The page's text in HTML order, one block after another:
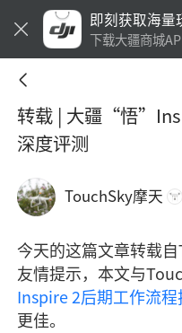
即刻获取海量
下载大疆商城
转载 | 大疆“悟
深度评测
TouchSky摩天
今天的这篇文章转载
友情提示，本文与
Inspire 2后期工作流
更佳。